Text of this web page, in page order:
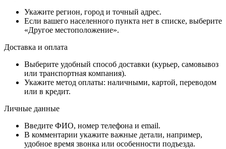
Укажите регион, город и точный адрес.
Если вашего населенного пункта нет в списке, выберите
«Другое местоположение».
Доставка и оплата
Выберите удобный способ доставки (курьер, самовывоз
или транспортная компания).
Укажите метод оплаты: наличными, картой, переводом
или в кредит.
Личные данные
Введите ФИО, номер телефона и email.
В комментарии укажите важные детали, например,
удобное время звонка или особенности подъезда.